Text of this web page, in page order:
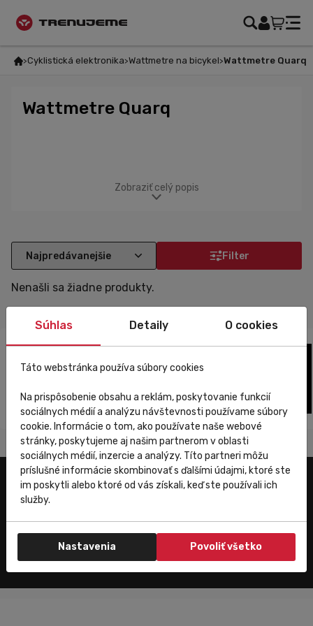
Cyklistická elektronika Wattmetre na bicykel Wattmetre Quarq
Wattmetre Quarq
Zobraziť celý popis
Filter
Nenašli sa žiadne produkty.
Užitočné odkazy
E-shop
Trenujeme
Súhlas Detaily O cookies
Táto webstránka používa súbory cookies
Na prispôsobenie obsahu a reklám, poskytovanie funkcií
sociálnych médií a analýzu návštevnosti používame súbory
cookie. Informácie o tom, ako používate naše webové
stránky, poskytujeme aj našim partnerom v oblasti
sociálnych médií, inzercie a analýzy. Títo partneri môžu
príslušné informácie skombinovať s ďalšími údajmi, ktoré ste
im poskytli alebo ktoré od vás získali, keď ste používali ich
služby.
Nastavenia Povoliť všetko